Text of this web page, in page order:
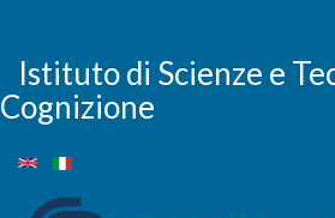
main
content
Istituto di Scienze e
Cognizione